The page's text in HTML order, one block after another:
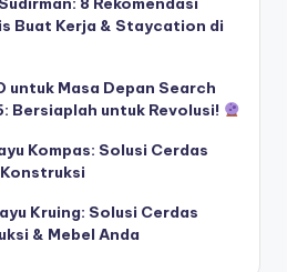
Buat Kerja & Staycation di
untuk Masa Depan Search
Bersiaplah untuk Revolusi!
Kompas: Solusi Cerdas
Kruing: Solusi Cerdas
& Mebel Anda